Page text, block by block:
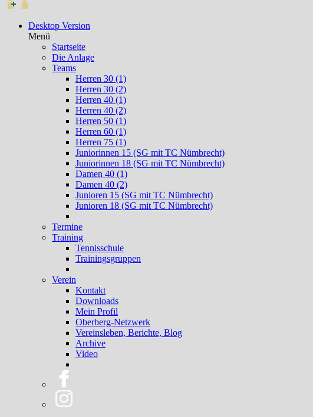
Desktop Version
Menü
Startseite
Die Anlage
Teams
Herren 30 (1)
Herren 30 (2)
Herren 40 (1)
Herren 40 (2)
Herren 50 (1)
Herren 60 (1)
Herren 75 (1)
Juniorinnen 15 (SG mit TC Nümbrecht)
Juniorinnen 18 (SG mit TC Nümbrecht)
Damen 40 (1)
Damen 40 (2)
Junioren 15 (SG mit TC Nümbrecht)
Junioren 18 (SG mit TC Nümbrecht)
Termine
Training
Tennisschule
Trainingsgruppen
Verein
Kontakt
Downloads
Mein Profil
Oberberg-Netzwerk
Vereinsleben, Berichte, Blog
Archive
Video